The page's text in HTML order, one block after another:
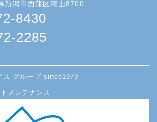
新潟市西蒲区漆山8700
8430
2285
ス グループ since1979
メンテナンス